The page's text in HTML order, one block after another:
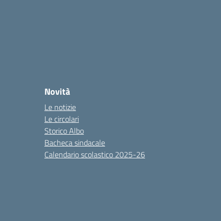
Novità
Le notizie
Le circolari
Storico Albo
Bacheca sindacale
Calendario scolastico 2025-26